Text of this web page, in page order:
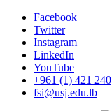
Facebook
Twitter
Instagram
LinkedIn
YouTube
+961 (1) 421 240
fsi@usj.edu.lb